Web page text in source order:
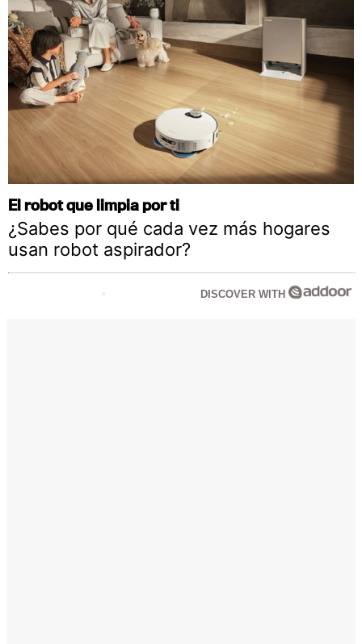
El robot que limpia por ti
¿Sabes por qué cada vez más hogares
usan robot aspirador?
DISCOVER WITH